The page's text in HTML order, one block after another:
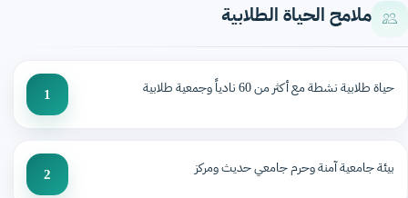
ملامح الحياة الطلابية
حياة طلابية نشطة مع أكثر من 60 نادياً وجمعية طلابية 1
بيئة جامعية آمنة وحرم جامعي حديث ومركز 2